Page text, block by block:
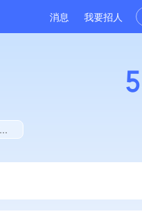
消息 我要招人
5